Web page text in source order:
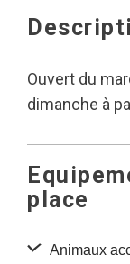
Ouvert du
dimanche à
place
Animaux